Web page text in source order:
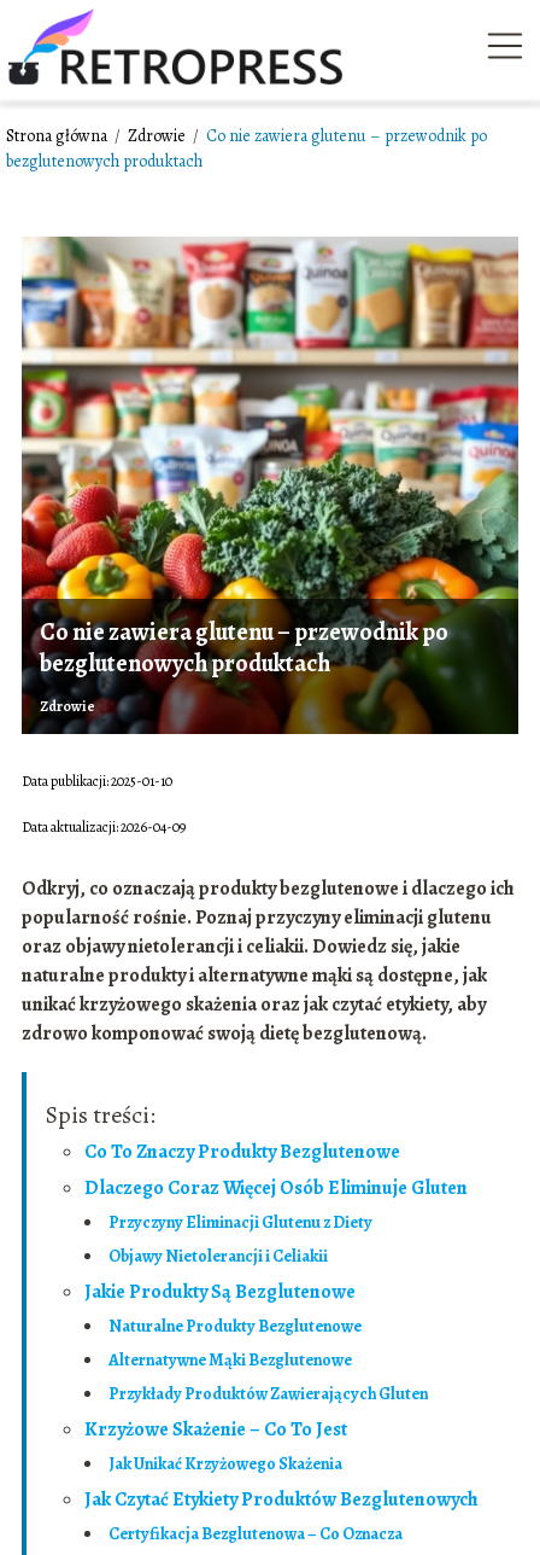
Strona główna / Zdrowie / Co nie zawiera glutenu – przewodnik po
bezglutenowych produktach
Co nie zawiera glutenu – przewodnik po
bezglutenowych produktach
Zdrowie
Data publikacji: 2025-01-10
Data aktualizacji: 2026-04-09
Odkryj, co oznaczają produkty bezglutenowe i dlaczego ich
popularność rośnie. Poznaj przyczyny eliminacji glutenu
oraz objawy nietolerancji i celiakii. Dowiedz się, jakie
naturalne produkty i alternatywne mąki są dostępne, jak
unikać krzyżowego skażenia oraz jak czytać etykiety, aby
zdrowo komponować swoją dietę bezglutenową.
Spis treści:
Co To Znaczy Produkty Bezglutenowe
Dlaczego Coraz Więcej Osób Eliminuje Gluten
Przyczyny Eliminacji Glutenu z Diety
Objawy Nietolerancji i Celiakii
Jakie Produkty Są Bezglutenowe
Naturalne Produkty Bezglutenowe
Alternatywne Mąki Bezglutenowe
Przykłady Produktów Zawierających Gluten
Krzyżowe Skażenie – Co To Jest
Jak Unikać Krzyżowego Skażenia
Jak Czytać Etykiety Produktów Bezglutenowych
Certyfikacja Bezglutenowa – Co Oznacza